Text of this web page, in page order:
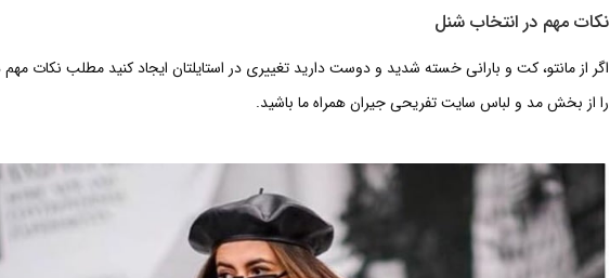
نکات مهم در انتخاب شنل
اگر از مانتو، کت و بارانی خسته شدید و دوست دارید تغییری در استایلتان ایجاد کنید مطلب نکات
را از بخش مد و لباس سایت تفریحی جیران همراه ما باشید.